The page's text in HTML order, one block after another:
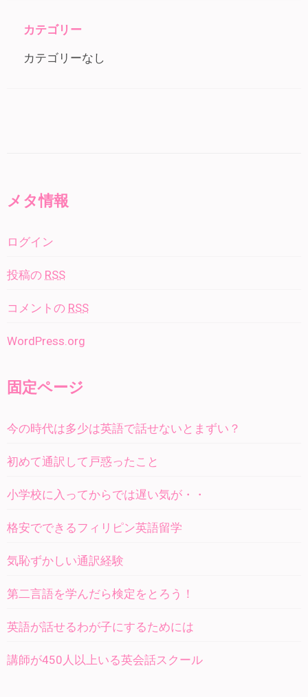
カテゴリー
カテゴリーなし
メタ情報
ログイン
投稿の RSS
コメントの RSS
WordPress.org
固定ページ
今の時代は多少は英語で話せないとまずい？
初めて通訳して戸惑ったこと
小学校に入ってからでは遅い気が・・
格安でできるフィリピン英語留学
気恥ずかしい通訳経験
第二言語を学んだら検定をとろう！
英語が話せるわが子にするためには
講師が450人以上いる英会話スクール